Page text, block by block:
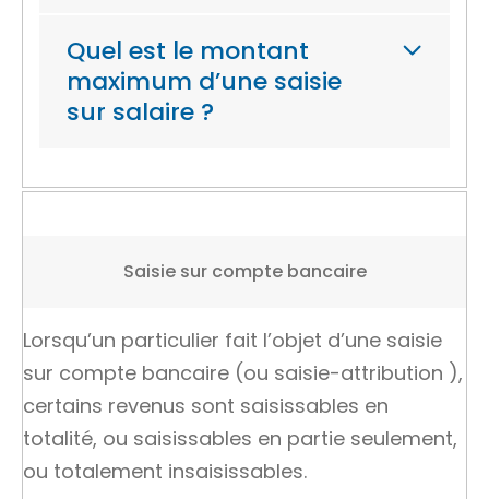
Quel est le montant
maximum d’une saisie
sur salaire ?
Saisie sur compte bancaire
Lorsqu’un particulier fait l’objet d’une saisie
sur compte bancaire (ou saisie-attribution ),
certains revenus sont saisissables en
totalité, ou saisissables en partie seulement,
ou totalement insaisissables.